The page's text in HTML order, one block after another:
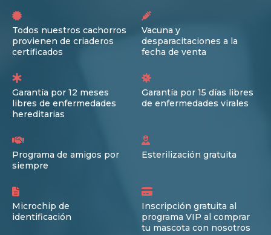
Todos nuestros cachorros
provienen de criaderos
certificados
Vacuna y
desparacitaciones a la
fecha de venta
Garantía por 12 meses
libres de enfermedades
hereditarias
Garantía por 15 días libres
de enfermedades virales
Programa de amigos por
siempre
Esterilización gratuita
Microchip de
identificación
Inscripción gratuita al
programa VIP al comprar
tu mascota con nosotros